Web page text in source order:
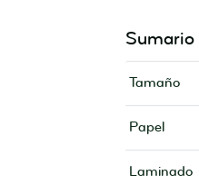
Sumario
Tamaño
Papel
Laminado